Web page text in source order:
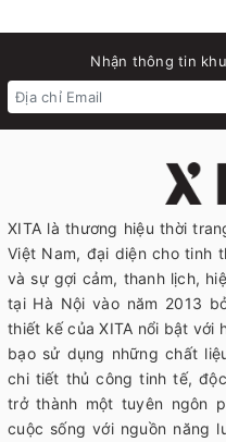
Nhận thông tin
XITA là thương hiệu thời
Việt Nam, đại diện cho tinh
và sự gợi cảm, thanh lịch,
tại Hà Nội vào năm 2013
thiết kế của XITA nổi bật với
bạo sử dụng những chất
chi tiết thủ công tinh tế,
trở thành một tuyên ngôn
cuộc sống với nguồn năng